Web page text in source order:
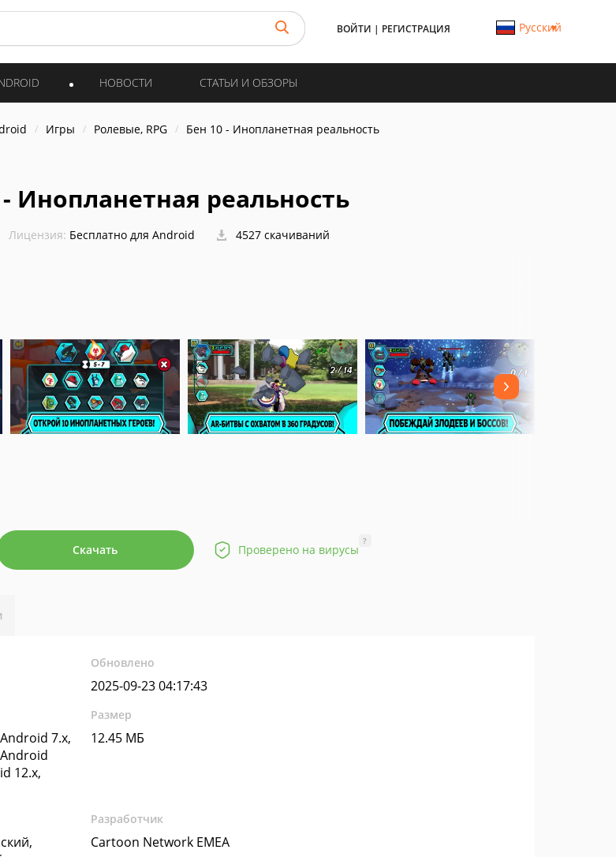
ВОЙТИ | РЕГИСТРАЦИЯ Русский
НОВОСТИ СТАТЬИ И ОБЗОРЫ
Игры Ролевые, RPG Бен 10 - Инопланетная реальность
Инопланетная реальность
Лицензия: Бесплатно для Android 4527 скачиваний
Скачать Проверено на вирусы
?
Обновлено
2025-09-23 04:17:43
7.x,
12.x,
Размер
12.45 МБ
Разработчик
Cartoon Network EMEA